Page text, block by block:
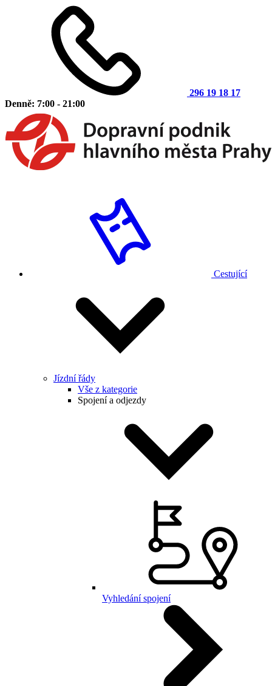
296 19 18 17
Denně: 7:00 - 21:00
Cestující
Jízdní řády
Vše z kategorie
Spojení a odjezdy
Vyhledání spojení